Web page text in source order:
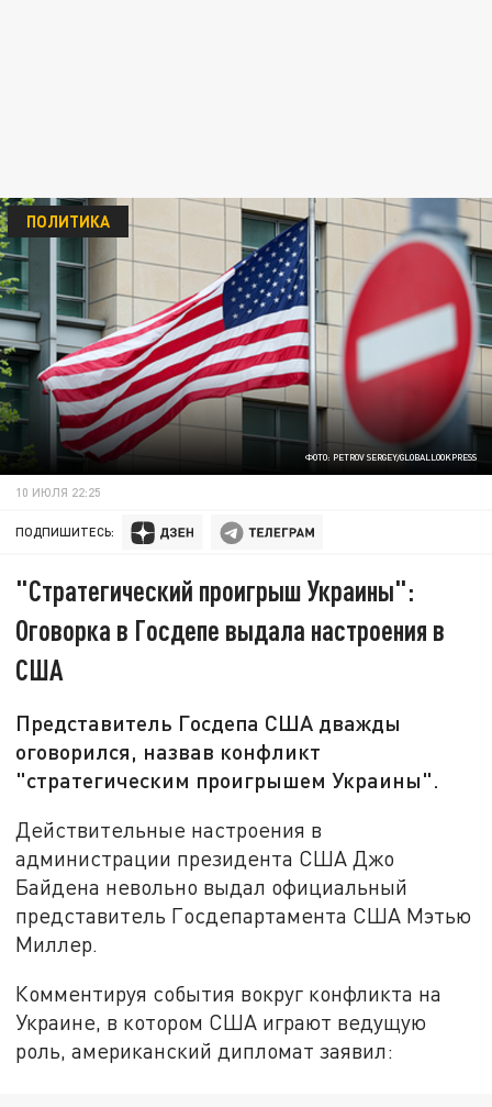
ФОТО: PETROV SERGEY/GLOBALLOOKPRESS
ПОЛИТИКА
10 ИЮЛЯ 22:25
ПОДПИШИТЕСЬ:
"Стратегический проигрыш Украины":
Оговорка в Госдепе выдала настроения в
США
Представитель Госдепа США дважды
оговорился, назвав конфликт
"стратегическим проигрышем Украины".
Действительные настроения в
администрации президента США Джо
Байдена невольно выдал официальный
представитель Госдепартамента США Мэтью
Миллер.
Комментируя события вокруг конфликта на
Украине, в котором США играют ведущую
роль, американский дипломат заявил: